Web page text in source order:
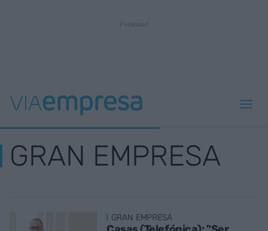
GRAN EMPRESA
GRAN EMPRESA